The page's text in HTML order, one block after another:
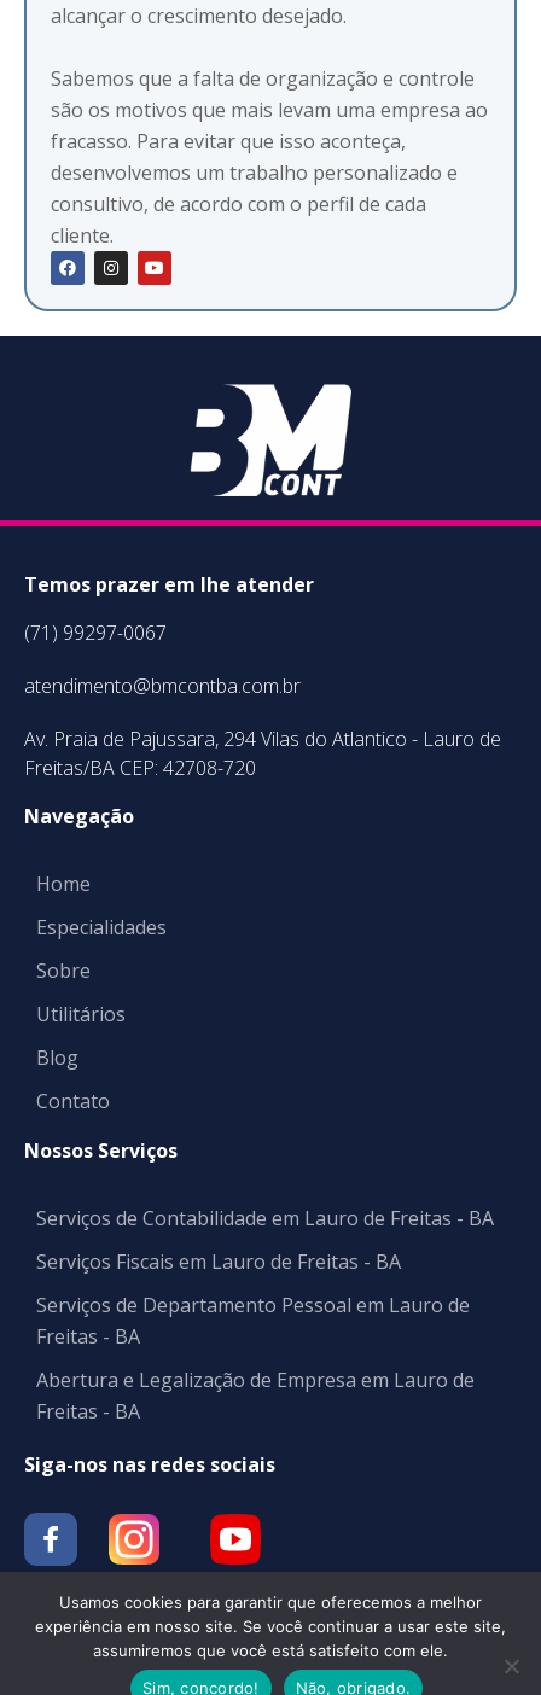
alcançar o crescimento desejado.
Sabemos que a falta de organização e controle
são os motivos que mais levam uma empresa ao
fracasso. Para evitar que isso aconteça,
desenvolvemos um trabalho personalizado e
consultivo, de acordo com o perfil de cada
cliente.
Temos prazer em lhe atender
(71) 99297-0067
atendimento@bmcontba.com.br
Av. Praia de Pajussara, 294 Vilas do Atlantico - Lauro de
Freitas/BA CEP: 42708-720
Navegação
Home
Especialidades
Sobre
Utilitários
Blog
Contato
Nossos Serviços
Serviços de Contabilidade em Lauro de Freitas - BA
Serviços Fiscais em Lauro de Freitas - BA
Serviços de Departamento Pessoal em Lauro de
Freitas - BA
Abertura e Legalização de Empresa em Lauro de
Freitas - BA
Siga-nos nas redes sociais
Contabilidade | BM CONT
Usamos cookies para garantir que oferecemos a melhor
experiência em nosso site. Se você continuar a usar este site,
assumiremos que você está satisfeito com ele.
Sim, concordo!
Não, obrigado.